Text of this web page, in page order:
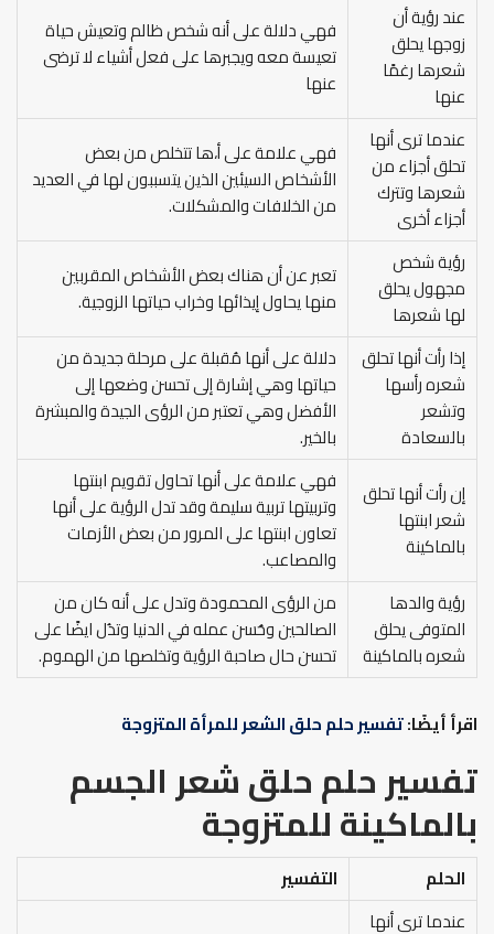
عند رؤية أن
زوجها يحلق
شعرها رغمًا
عنها
فهي دلالة على أنه شخص ظالم وتعيش حياة
تعيسة معه ويجبرها على فعل أشياء لا ترضى
عنها
عندما ترى أنها
تحلق أجزاء من
شعرها وتترك
أجزاء أخرى
فهي علامة على أ،ها تتخلص من بعض
الأشخاص السيئين الذين يتسببون لها في العديد
من الخلافات والمشكلات.
رؤية شخص
مجهول يحلق
لها شعرها
تعبر عن أن هناك بعض الأشخاص المقربين
منها يحاول إيذائها وخراب حياتها الزوجية.
إذا رأت أنها تحلق
شعره رأسها
وتشعر
بالسعادة
دلالة على أنها مُقبلة على مرحلة جديدة من
حياتها وهي إشارة إلى تحسن وضعها إلى
الأفضل وهي تعتبر من الرؤى الجيدة والمبشرة
بالخير.
إن رأت أنها تحلق
شعر ابنتها
بالماكينة
فهي علامة على أنها تحاول تقويم ابنتها
وتربيتها تربية سليمة وقد تدل الرؤية على أنها
تعاون ابنتها على المرور من بعض الأزمات
والمصاعب.
رؤية والدها
المتوفى يحلق
شعره بالماكينة
من الرؤى المحمودة وتدل على أنه كان من
الصالحين وحُسن عمله في الدنيا وتدُل ايضًا على
تحسن حال صاحبة الرؤية وتخلصها من الهموم.
اقرأ أيضًا:تفسير حلم حلق الشعر للمرأة المتزوجة
تفسير حلم حلق شعر الجسم
بالماكينة للمتزوجة
الحلم
التفسير
عندما ترى أنها